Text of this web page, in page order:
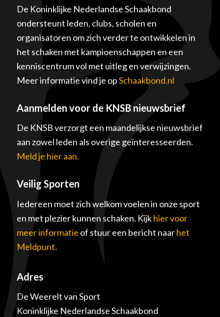
De Koninklijke Nederlandse Schaakbond
ondersteunt leden, clubs, scholen en
organisatoren om zich verder te ontwikkelen in
het schaken met kampioenschappen en een
kenniscentrum vol met uitleg en verwijzingen.
Meer informatie vind je opSchaakbond.nl
Aanmelden voor de KNSB nieuwsbrief
De KNSB verzorgt een maandelijkse nieuwsbrief
aan zowel leden als overige geïnteresseerden.
Meld je hier aan.
Veilig Sporten
Iedereen moet zich welkom voelen in onze sport
en met plezier kunnen schaken. Kijkhier voor
meer informatie of stuur een bericht naarhet
Meldpunt.
Adres
De Weerelt van Sport
Koninklijke Nederlandse Schaakbond